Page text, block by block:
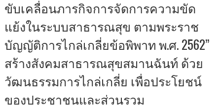
ขับเคลื่อนภารกิจการจัดการความขัด
แย้งในระบบสาธารณสุข ตามพระราช
บัญญัติการไกล่เกลี่ยข้อพิพาท พ.ศ. 2562”
สร้างสังคมสาธารณสุขสมานฉันท์ ด้วย
วัฒนธรรมการไกล่เกลี่ย เพื่อประโยชน์
ของประชาชนและส่วนรวม